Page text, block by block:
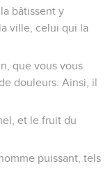
ville, celui qui la
que vous vous
douleurs. Ainsi, il
et le fruit du
puissant, tels
carquois ! ils